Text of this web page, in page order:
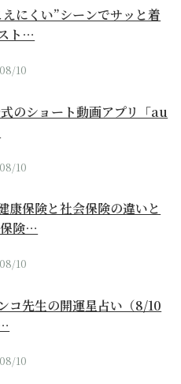
えにくい”シーンでサッと着
ト…
10
のショート動画アプリ「au
10
康保険と社会保険の違いと
険…
10
コ先生の開運星占い（8/10
10